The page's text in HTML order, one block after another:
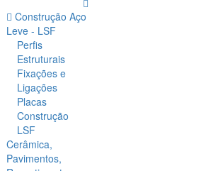
Construção Aço
Leve - LSF
Perfis
Estruturais
Fixações e
Ligações
Placas
Construção
LSF
Cerâmica,
Pavimentos,